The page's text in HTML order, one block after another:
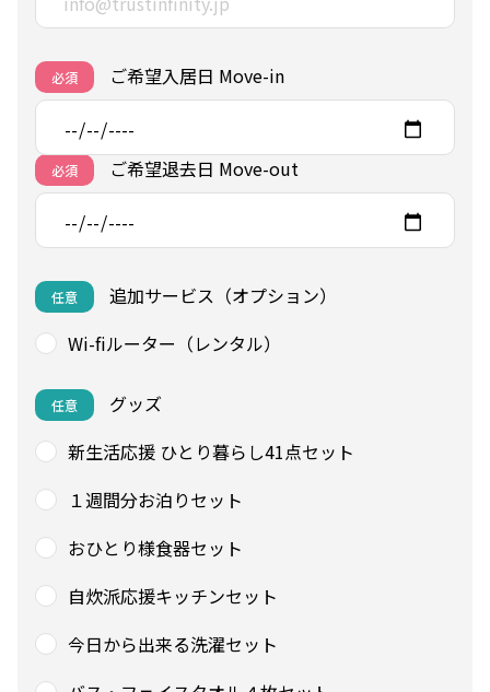
必須 ご希望入居日 Move-in
必須 ご希望退去日 Move-out
任意
追加サービス（オプション）
Wi-fiルーター（レンタル）
任意
グッズ
新生活応援 ひとり暮らし41点セット
１週間分お泊りセット
おひとり様食器セット
自炊派応援キッチンセット
今日から出来る洗濯セット